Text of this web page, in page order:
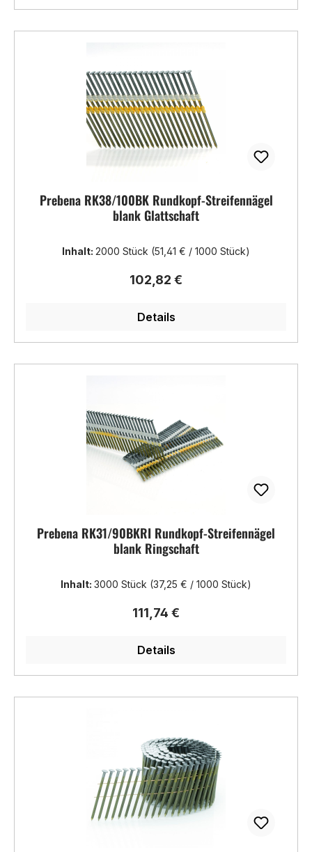
Prebena RK38/100BK Rundkopf-Streifennägel
blank Glattschaft
Inhalt: 2000 Stück (51,41 € / 1000 Stück)
Regulärer Preis:
102,82 €
Details
Prebena RK31/90BKRI Rundkopf-Streifennägel
blank Ringschaft
Inhalt: 3000 Stück (37,25 € / 1000 Stück)
Regulärer Preis:
111,74 €
Details